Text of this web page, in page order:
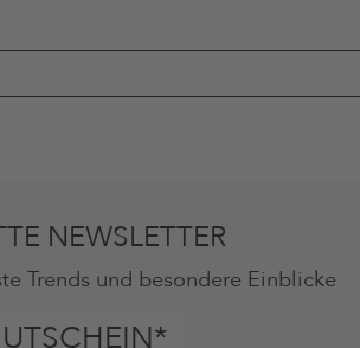
NEWSLETTER
Trends und besondere Einblicke